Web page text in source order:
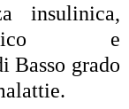
insulinica,
e
Basso grado